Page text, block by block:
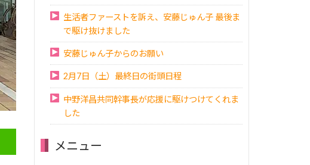
生活者ファーストを訴え、安藤じゅん子 最後ま
で駆け抜けました
安藤じゅん子からのお願い
2月7日（土）最終日の街頭日程
中野洋昌共同幹事長が応援に駆けつけてくれま
した
メニュー